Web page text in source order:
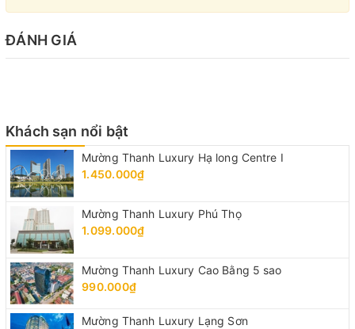
ĐÁNH GIÁ
Khách sạn nổi bật
Mường Thanh Luxury Hạ long Centre I
1.450.000₫
Mường Thanh Luxury Phú Thọ
1.099.000₫
Mường Thanh Luxury Cao Bằng 5 sao
990.000₫
Mường Thanh Luxury Lạng Sơn